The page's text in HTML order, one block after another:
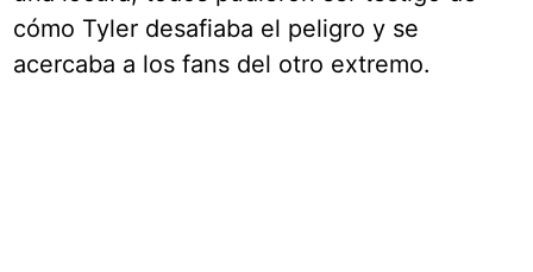
cómo Tyler desafiaba el peligro y se
acercaba a los fans del otro extremo.